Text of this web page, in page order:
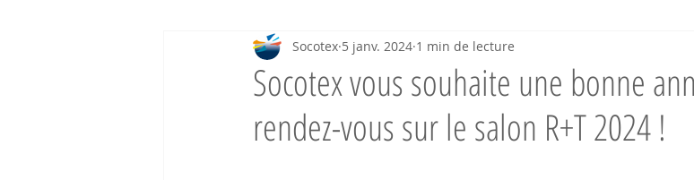
Socotex vous souhaite une bonne
rendez-vous sur le salon R+T 2024 !
Socotex 5 janv. 2024 1 min de lecture